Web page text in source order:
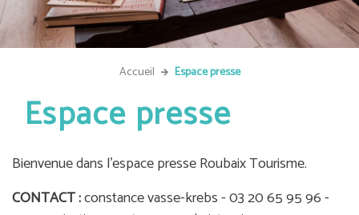
Accueil Espace presse
Espace presse
Bienvenue dans l'espace presse Roubaix Tourisme.
CONTACT :constance vasse-krebs - 03 20 65 95 96 -